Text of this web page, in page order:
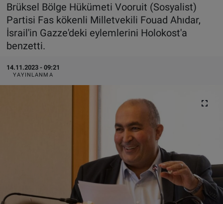
Brüksel Bölge Hükümeti Vooruit (Sosyalist)
Partisi Fas kökenli Milletvekili Fouad Ahıdar,
İsrail'in Gazze'deki eylemlerini Holokost'a
benzetti.
14.11.2023 - 09:21
YAYINLANMA
AVUSTURYA
SAĞLIK - YAŞAM
BİLİM-TEKNOLOJİ
DÜNYA
BİLİM-TEKNOLOJİ
SAĞLIK
ALGEMENE VOORWAARDEN
Çerez Politikası
Tüm Manşetler
Son Dakika Haberleri
Haber Arşivi